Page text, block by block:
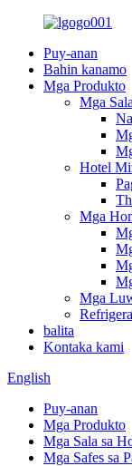
Puy-anan
Bahin kanamo
Mga Produkto
Mga
Hotel
Mga
Mga
balita
Kontaka kami
English
Puy-anan
Mga Produkto
Mga Sala sa
Mga Safes sa